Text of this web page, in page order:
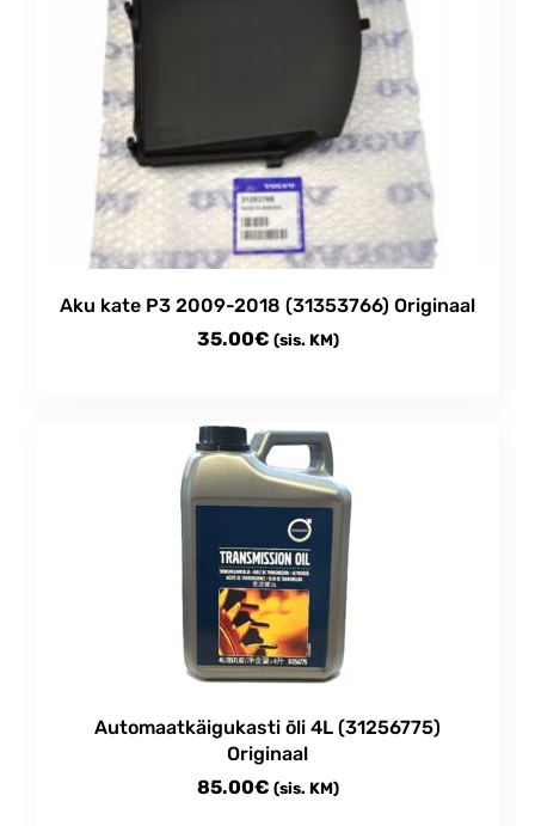
Aku kate P3 2009-2018 (31353766) Originaal
35.00€ (sis. KM)
Automaatkäigukasti õli 4L (31256775)
Originaal
85.00€ (sis. KM)